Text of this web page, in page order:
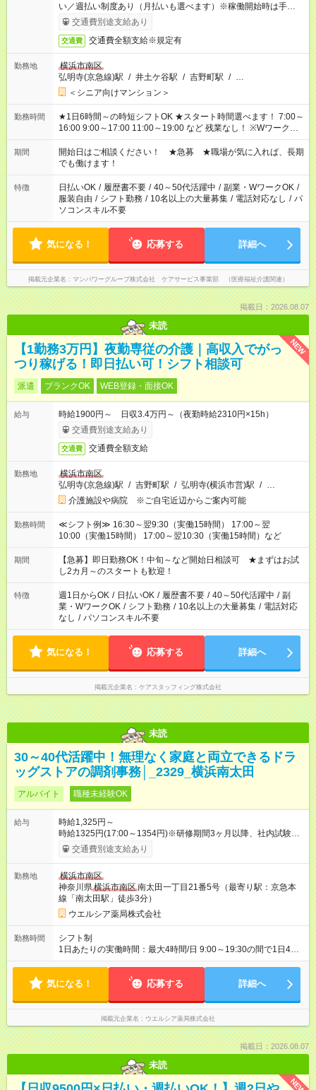
い／週払い制度あり（月払いも選べます）※稼働開始時は手続き
完了次第のお支払いとなります。
交通費別途支給あり
交通費 交通費全額支給※規定有
勤務地
横浜市南区
弘明寺(京急線)駅 / 井土ケ谷駅 / 吉野町駅 / …
＜シニア向けマンション＞
勤務時間
★1日6時間～の時短シフトOK ★スタート時間選べます！ 7:00～
16:00 9:00～17:00 11:00～19:00 など 残業なし！ ※Wワークの
場合、他のお仕事と合わせ週40時間超の就業はご案内できませ
ん ※法令に基づき、週20時間以上勤務は社会保険への加入対象
となります ※労働者派遣法（日雇い派遣の原則禁止）により、
短時間・短期間の就業はご案内が難しい場合があります
期間
開始日はご相談ください！ ★急募 ★職場が気に入れば、長期
でも働けます！
特徴 日払いOK / 履歴書不要 / 40～50代活躍中 / 副業・WワークOK /
服装自由 / シフト勤務 / 10名以上の大量募集 / 電話対応なし / パ
ソコンスキル不要
気になる！ 応募する 詳細へ
掲載元企業名 マンパワーグループ株式会社 ケアサービス事業部 （医療福祉介護関連）
掲載日：2026.08.07
未読
NEW
【1勤務3万円】夜勤専従の介護｜高収入でがっ
つり稼げる！即日払い可！シフト相談可
派遣 ブランクOK WEB登録・面接OK
給与
時給1900円～ 日収3.4万円～（夜勤時給2310円×15h）
交通費別途支給あり
交通費 交通費全額支給
勤務地
横浜市南区
弘明寺(京急線)駅 / 吉野町駅 / 弘明寺(横浜市営)駅 / …
介護施設や病院 ※ご自宅近辺からご案内可能
勤務時間
≪シフト例≫ 16:30～翌9:30（実働15時間） 17:00～翌
10:00（実働15時間） 17:00～翌10:30（実働15時間）など
期間
【急募】即日勤務OK！中旬～など開始日相談可 ★まずはお試
し2カ月～のスタートも歓迎！
特徴 週1日からOK / 日払いOK / 履歴書不要 / 40～50代活躍中 / 副
業・WワークOK / シフト勤務 / 10名以上の大量募集 / 電話対応
なし / パソコンスキル不要
気になる！ 応募する 詳細へ
掲載元企業名 ケアスタッフィング株式会社
未読
30～40代活躍中！無理なく家庭と両立できるドラ
ッグストアの調剤事務│_2329_横浜南太田
アルバイト 職種未経験OK
給与
時給1,325円～
時給1325円(17:00～1354円)※研修期間3ヶ月以降、社内試験に
よる更新判定あり 社内試験合格後、時給＋50～100円の昇給あ
り （大学生は＋20円） 試用期間あり：入社日から3ヶ月間／本
間の長さ：3ヶ月 雇用形態、給与は本採用時と同じです。
交通費別途支給あり
勤務地
横浜市南区
神奈川県横浜市南区南太田一丁目21番5号（最寄り駅：京急本
線「南太田駅」徒歩3分）
ウエルシア薬局株式会社
勤務時間
シフト制
1日あたりの実働時間：最大4時間/日 9:00～19:30の間で1日4時
間の勤務 ☆週2～4日の勤務 ※勤務曜日応相談 ☆未経験・無資格
気になる！ 応募する 詳細へ
掲載元企業名 ウエルシア薬局株式会社
掲載日：2026.08.07
未読
NEW